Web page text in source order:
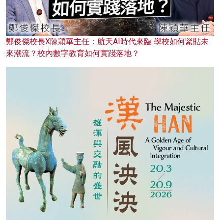
鄭俊傑校長X陳穎華主任：航天AI時代來臨 學校如何緊貼未
來潮流？校內數字教育如何實踐落地？